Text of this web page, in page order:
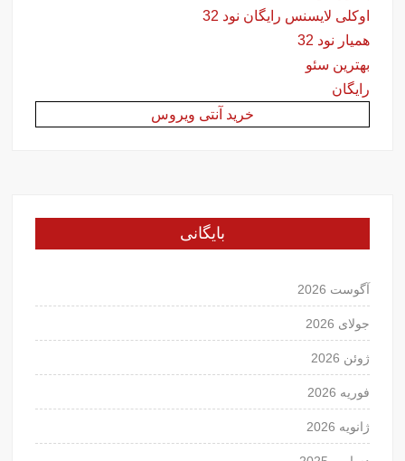
اوکلی لایسنس رایگان نود 32
همیار نود 32
بهترین سئو
رایگان
خرید آنتی ویروس
بایگانی
آگوست 2026
جولای 2026
ژوئن 2026
فوریه 2026
ژانویه 2026